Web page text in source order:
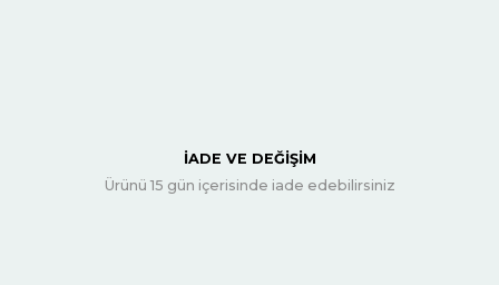
İADE VE DEĞİŞİM
Ürünü 15 gün içerisinde iade edebilirsiniz